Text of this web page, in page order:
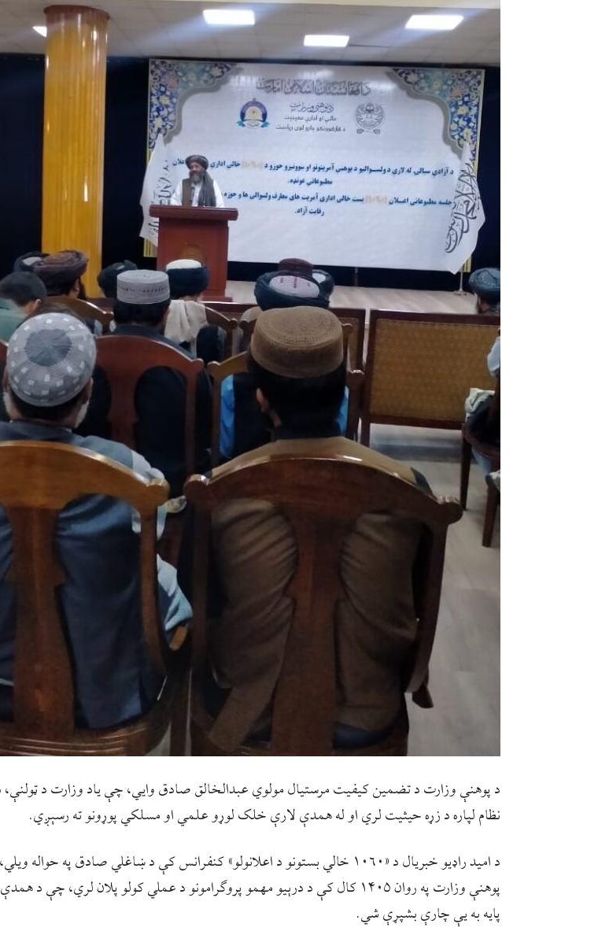
د پوهنې وزارت د تضمین کیفیت مرستیال مولوي عبدالخالق صادق وایي، چې ياد وزارت د
نظام لپاره د زړه حیثیت لري او له همدې لارې خلک لوړو علمي او مسلکي پوړونو ته رسېږي.
د اميد راډيو خبريال د «۱۰۶۰ خالي بستونو د اعلانولو» کنفرانس کې د ښاغلي صادق په حواله
پوهنې وزارت په روان ۱۴۰۵ کال کې د درېیو مهمو پروګرامونو د عملي کولو پلان لري، چې د
پایه به یې چارې بشپړې شي.